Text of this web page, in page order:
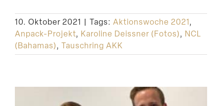
10. Oktober 2021 | Tags: Aktionswoche 2021,
Anpack-Projekt, Karoline Deissner (Fotos), NCL
(Bahamas), Tauschring AKK